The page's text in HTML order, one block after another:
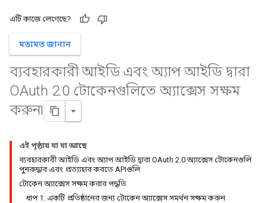
এটি কাজে লেগেছে?
মতামত জানান
ব্যবহারকারী আইডি এবং অ্যাপ আইডি দ্বারা
OAuth 2.0 টোকেনগুলিতে অ্যাক্সেস সক্ষম
করুন৷
এই পৃষ্ঠায় যা যা আছে
ব্যবহারকারী আইডি এবং অ্যাপ আইডি দ্বারা OAuth 2.0 অ্যাক্সেস টোকেনগুলি
পুনরুদ্ধার এবং প্রত্যাহার করতে APIগুলি
টোকেন অ্যাক্সেস সক্ষম করার পদ্ধতি
ধাপ 1: একটি প্রতিষ্ঠানের জন্য টোকেন অ্যাক্সেস সমর্থন সক্ষম করুন